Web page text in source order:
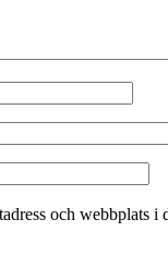
och webbplats